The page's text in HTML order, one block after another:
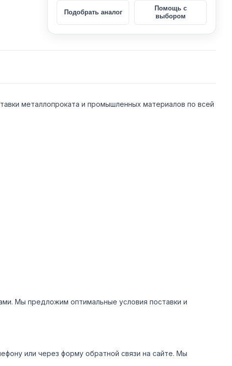
Подобрать аналог
Помощь с
выбором
металлопроката и промышленных материалов по всей
Мы предложим оптимальные условия поставки и
или через форму обратной связи на сайте. Мы